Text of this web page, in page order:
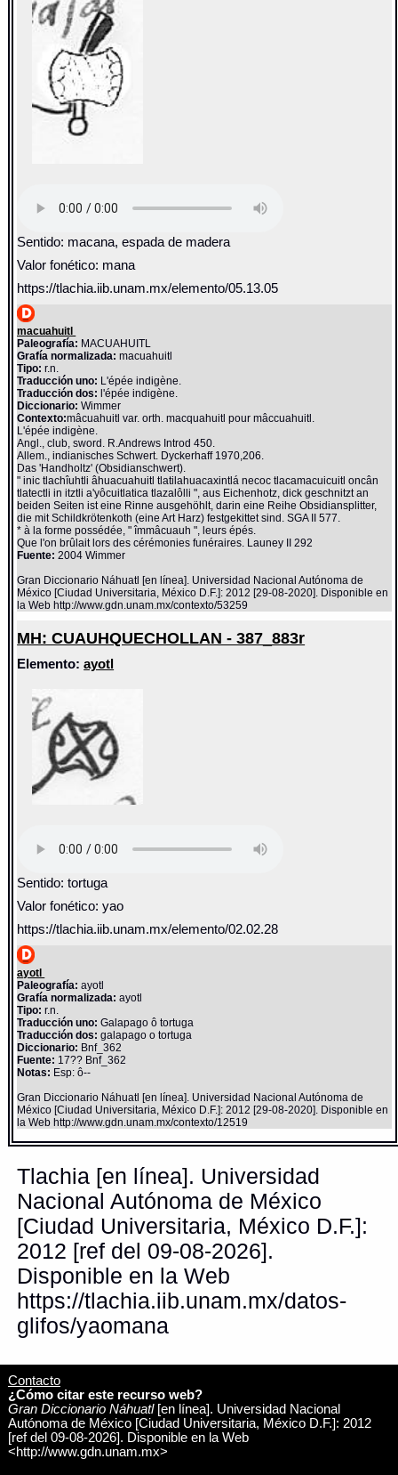
Sentido: macana, espada de madera
Valor fonético: mana
https://tlachia.iib.unam.mx/elemento/05.13.05
macuahuitl
Paleografía: MACUAHUITL
Grafía normalizada: macuahuitl
Tipo: r.n.
Traducción uno: L'épée indigène.
Traducción dos: l'épée indigène.
Diccionario:Wimmer
Contexto:mâcuahuitl var. orth. macquahuitl pour mâccuahuitl.
L'épée indigène.
Angl., club, sword. R.Andrews Introd 450.
Allem., indianisches Schwert. Dyckerhaff 1970,206.
Das 'Handholtz' (Obsidianschwert).
" inic tlachîuhtli âhuacuahuitl tlatilahuacaxintlá necoc tlacamacuicuitl oncân
tlatectli in itztli a'yôcuitlatica tlazalôlli ", aus Eichenhotz, dick geschnitzt an
beiden Seiten ist eine Rinne ausgehöhlt, darin eine Reihe Obsidiansplitter,
die mit Schildkrötenkoth (eine Art Harz) festgekittet sind. SGA II 577.
* à la forme possédée, " îmmâcuauh ", leurs épés.
Que l'on brûlait lors des cérémonies funéraires. Launey II 292
Fuente: 2004 Wimmer
Gran Diccionario Náhuatl [en línea]. Universidad Nacional Autónoma de
México [Ciudad Universitaria, México D.F.]: 2012 [29-08-2020]. Disponible en
la Web http://www.gdn.unam.mx/contexto/53259
MH: CUAUHQUECHOLLAN - 387_883r
Elemento:ayotl
Sentido: tortuga
Valor fonético: yao
https://tlachia.iib.unam.mx/elemento/02.02.28
ayotl
Paleografía: ayotl
Grafía normalizada: ayotl
Tipo: r.n.
Traducción uno: Galapago ô tortuga
Traducción dos: galapago o tortuga
Diccionario: Bnf_362
Fuente: 17?? Bnf_362
Notas: Esp: ô--
Gran Diccionario Náhuatl [en línea]. Universidad Nacional Autónoma de
México [Ciudad Universitaria, México D.F.]: 2012 [29-08-2020]. Disponible en
la Web http://www.gdn.unam.mx/contexto/12519
Tlachia [en línea]. Universidad
Nacional Autónoma de México
[Ciudad Universitaria, México D.F.]:
2012 [ref del 09-08-2026].
Disponible en la Web
https://tlachia.iib.unam.mx/datos-
glifos/yaomana
Contacto
¿Cómo citar este recurso web?
Gran Diccionario Náhuatl[en línea]. Universidad Nacional
Autónoma de México [Ciudad Universitaria, México D.F.]: 2012
[ref del 09-08-2026]. Disponible en la Web
<http://www.gdn.unam.mx>